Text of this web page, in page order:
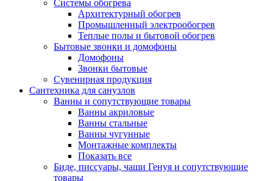
Системы обогрева
Архитектурный обогрев
Промышленный электрообогрев
Теплые полы и бытовой обогрев
Бытовые звонки и домофоны
Домофоны
Звонки бытовые
Сувенирная продукция
Сантехника для санузлов
Ванны и сопутствующие товары
Ванны акриловые
Ванны стальные
Ванны чугунные
Монтажные комплекты
Показать все
Биде, писсуары, чаши Генуя и сопутствующие
товары